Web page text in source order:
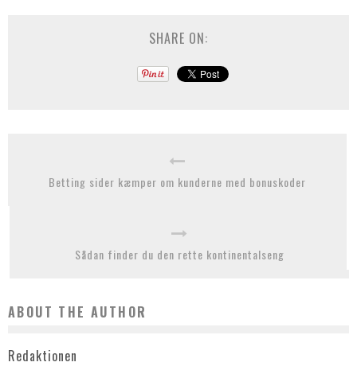
SHARE ON:
Betting sider kæmper om kunderne med bonuskoder
Sådan finder du den rette kontinentalseng
ABOUT THE AUTHOR
Redaktionen